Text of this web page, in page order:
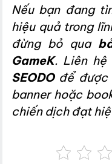
Nếu bạn đang
hiệu quả trong
đừng bỏ qua
GameK. Liên hệ
SEODOđể được
banner hoặc
chiến dịch đạt